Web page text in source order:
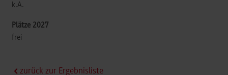
k.A.
frei
zurück zur Ergebnisliste